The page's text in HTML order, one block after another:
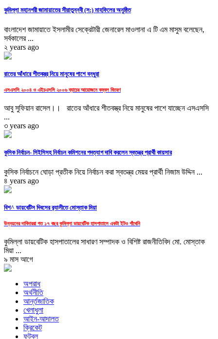
কুমিল্লা মহানগরী জামায়াতের সীরাতুন্নবী (স:) মাহফিলের অনুষ্ঠিত
বাংলাদেশ জামায়াতে ইসলামীর সেক্রেটারী জেনারেল মাওলানা এ টি এম মাসুম বলেছেন,
সর্বকালের ...
২ years ago
রাতের আঁধারে শীতবস্ত্র নিয়ে মানুষের পাশে বন্ধুরা
এসএসসি ২০০৪ ও এইচএসসি ২০০৬ ব্যাচের আয়োজনে কম্বল বিতরণ
আবু সুফিয়ান রাসেল।। রাতের আঁধারে শীতবস্ত্র নিয়ে মানুষের পাশে যাচ্ছেন এসএসসি
...
৩ years ago
কুসিক নির্বাচন- সিইসিসহ নির্বাচন কমিশনের পদত্যাগ দাবি করলেন স্বতন্ত্র প্রার্থী কায়সার
কুসিক নির্বাচনে ঘোড়া প্রতীক নিয়ে নির্বাচন করা স্বতন্ত্র মেয়র প্রার্থী নিজাম উদ্দিন ...
৪ years ago
বিশ^ ডায়বেটিস দিবসের র‌্যালীতে মোস্তাক মিয়া
উন্নয়নের দাবিদাররা গত ১৭ বছর কুমিল্লা ডায়বেটিক হাসপাতালে একটা ইটও গাঁথেনি
কুমিল্লা ডায়বেটিক হাসপাতালের সাধারণ সম্পাদক ও বিশিষ্ট রাজনীতিবিদ মো. মোস্তাক
মিয়া ...
৯ মাস আগে
অপরাধ
অর্থনীতি
আর্ন্তজাতিক
খেলাধুলা
আইন-আদালত
ক্রিকেট
ফুটবল